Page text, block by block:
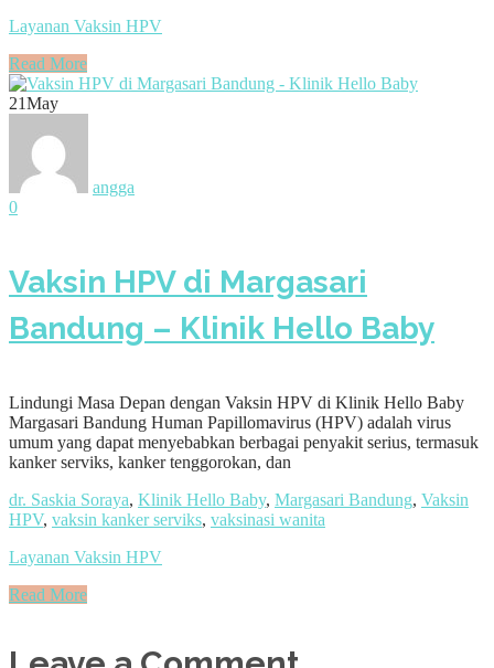
Layanan Vaksin HPV
Read More
21May
angga
0
Vaksin HPV di Margasari
Bandung – Klinik Hello Baby
Lindungi Masa Depan dengan Vaksin HPV di Klinik Hello Baby
Margasari Bandung Human Papillomavirus (HPV) adalah virus
umum yang dapat menyebabkan berbagai penyakit serius, termasuk
kanker serviks, kanker tenggorokan, dan
dr. Saskia Soraya, Klinik Hello Baby, Margasari Bandung, Vaksin
HPV, vaksin kanker serviks, vaksinasi wanita
Layanan Vaksin HPV
Read More